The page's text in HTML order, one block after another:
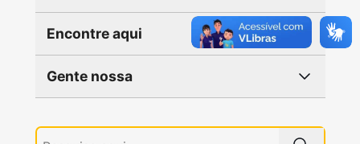
Encontre aqui
Gente nossa